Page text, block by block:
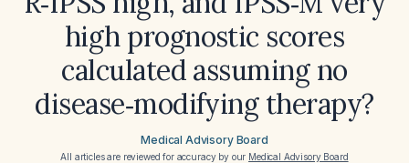
high prognostic scores
calculated assuming no
disease‑modifying therapy?
Medical Advisory Board
All articles are reviewed for accuracy by our Medical Advisory Board